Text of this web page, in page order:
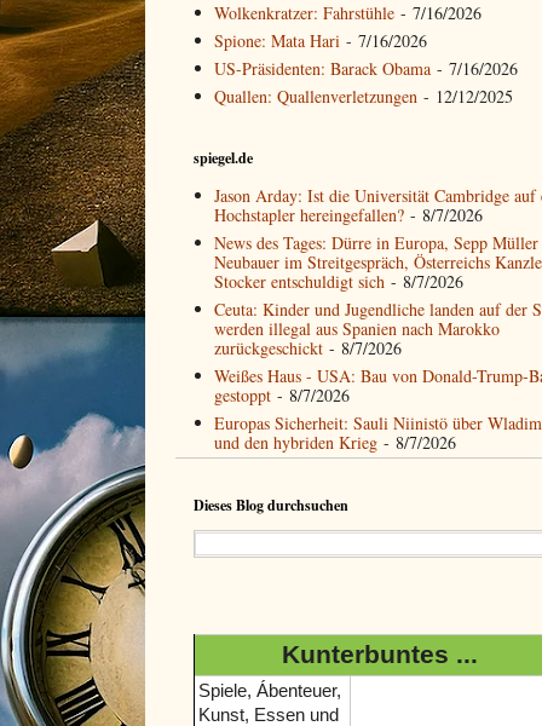
Wolkenkratzer: Fahrstühle - 7/16/2026
Spione: Mata Hari - 7/16/2026
US-Präsidenten: Barack Obama - 7/16/2026
Quallen: Quallenverletzungen - 12/12/2025
spiegel.de
Jason Arday: Ist die Universität Cambridge auf
Hochstapler hereingefallen? - 8/7/2026
News des Tages: Dürre in Europa, Sepp
Neubauer im Streitgespräch, Österreichs
Stocker entschuldigt sich - 8/7/2026
Ceuta: Kinder und Jugendliche landen auf der
werden illegal aus Spanien nach Marokko
zurückgeschickt - 8/7/2026
Weißes Haus - USA: Bau von Donald-Trump-
gestoppt - 8/7/2026
Europas Sicherheit: Sauli Niinistö über
und den hybriden Krieg - 8/7/2026
Dieses Blog durchsuchen
Kunterbuntes ...
Spiele, Ábenteuer,
Kunst, Essen und